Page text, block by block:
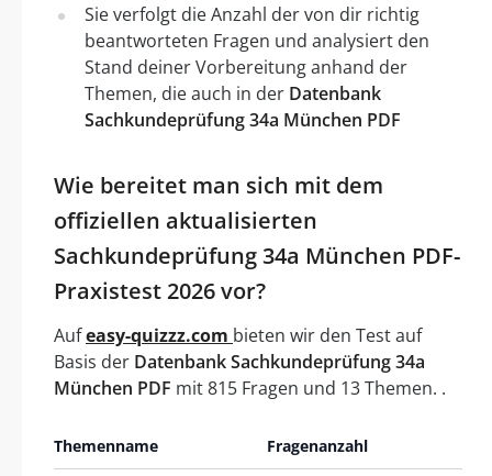
Sie verfolgt die Anzahl der von dir richtig
beantworteten Fragen und analysiert den
Stand deiner Vorbereitung anhand der
Themen, die auch in der Datenbank
Sachkundeprüfung 34a München PDF
Wie bereitet man sich mit dem
offiziellen aktualisierten
Sachkundeprüfung 34a München PDF-
Praxistest 2026 vor?
Aufeasy-quizzz.com bieten wir den Test auf
Basis der Datenbank Sachkundeprüfung 34a
München PDF mit 815 Fragen und 13 Themen. .
Themenname Fragenanzahl